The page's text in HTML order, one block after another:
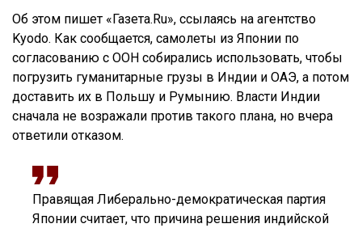
Об этом пишет «Газета.Ru», ссылаясь на агентство
Kyodo. Как сообщается, самолеты из Японии по
согласованию с ООН собирались использовать, чтобы
погрузить гуманитарные грузы в Индии и ОАЭ, а потом
доставить их в Польшу и Румынию. Власти Индии
сначала не возражали против такого плана, но вчера
ответили отказом.
Правящая Либерально-демократическая партия
Японии считает, что причина решения индийской